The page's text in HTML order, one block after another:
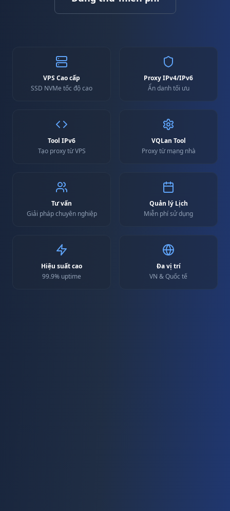
VPS Cao cấp
SSD NVMe tốc độ cao
Proxy IPv4/IPv6
Ẩn danh tối ưu
Tool IPv6
Tạo proxy từ VPS
VQLan Tool
Proxy từ mạng nhà
Tư vấn
Giải pháp chuyên nghiệp
Quản lý Lịch
Miễn phí sử dụng
Hiệu suất cao
99.9% uptime
Đa vị trí
VN & Quốc tế